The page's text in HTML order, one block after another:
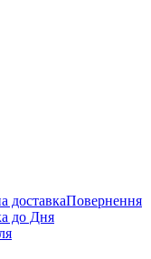
доставкаПовернення
до Дня